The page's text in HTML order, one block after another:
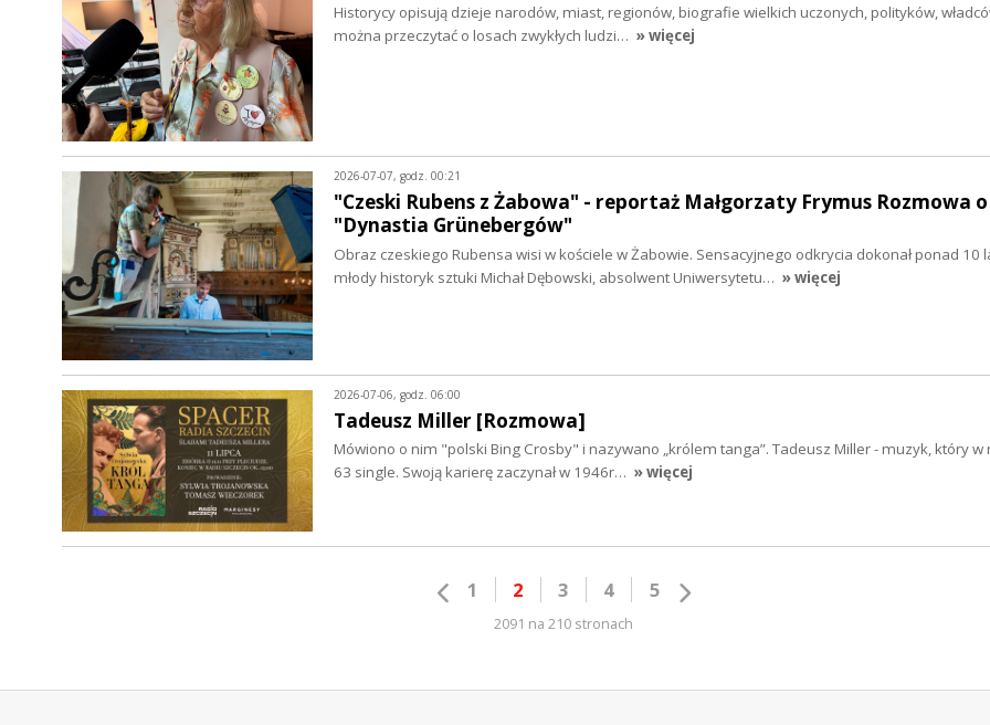
Historycy opisują dzieje narodów, miast, regionów, biografie wielkich uczonych, polityków,
można przeczytać o losach zwykłych ludzi… » więcej
2026-07-07, godz. 00:21
"Czeski Rubens z Żabowa" - reportaż Małgorzaty Frymus Rozmowa
"Dynastia Grünebergów"
Obraz czeskiego Rubensa wisi w kościele w Żabowie. Sensacyjnego odkrycia dokonał ponad 10
młody historyk sztuki Michał Dębowski, absolwent Uniwersytetu… » więcej
2026-07-06, godz. 06:00
Tadeusz Miller [Rozmowa]
Mówiono o nim "polski Bing Crosby" i nazywano „królem tanga”. Tadeusz Miller - muzyk, który w
63 single. Swoją karierę zaczynał w 1946r… » więcej
1 2 3 4 5
2091 na 210 stronach